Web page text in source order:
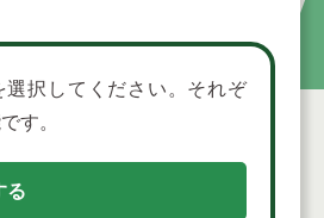
選択してください。それぞ
す。
る